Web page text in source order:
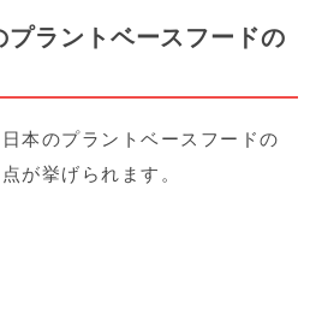
ラントベースフードの
本のプラントベースフードの
が挙げられます。